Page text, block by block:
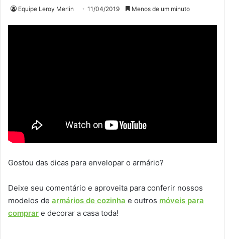
Equipe Leroy Merlin 11/04/2019 Menos de um minuto
Gostou das dicas para envelopar o armário?
Deixe seu comentário e aproveita para conferir nossos
modelos de armários de cozinha e outros móveis para
comprar e decorar a casa toda!